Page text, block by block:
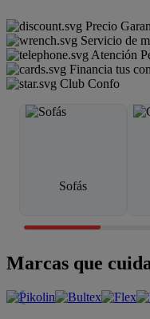
Precio
Servicio de
Atención
Financia tus
Club Confo
Sofás
Marcas que